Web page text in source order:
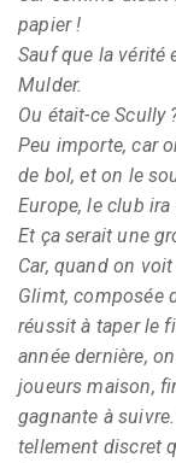
papier !
Sauf que la vérité
Mulder.
Ou était-ce Scully
Peu importe, car
de bol, et on le
Europe, le club
Et ça serait une
Car, quand on
Glimt, composée
réussit à taper le
année dernière,
joueurs maison,
gagnante à
tellement discret